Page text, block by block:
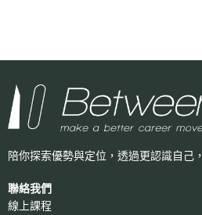
陪你探索優勢與定位，透過更認識自己，
聯絡我們
線上課程